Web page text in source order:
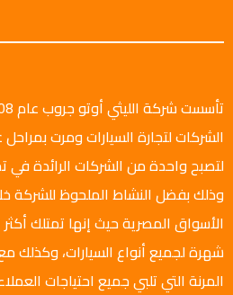
الشركات لتجارة السيارات ومرت
لتصبح واحدة من الشركات الرائدة في
وذلك بفضل النشاط الملحوظ للشركة
الأسواق المصرية حيث إنها تمتلك أكثر
شهرة لجميع أنواع السيارات، وكذلك
المرنة التي تلبي جميع احتياجات